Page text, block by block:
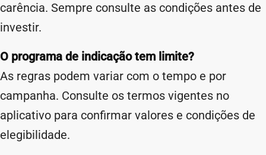
carência. Sempre consulte as condições antes de
investir.
O programa de indicação tem limite?
As regras podem variar com o tempo e por
campanha. Consulte os termos vigentes no
aplicativo para confirmar valores e condições de
elegibilidade.